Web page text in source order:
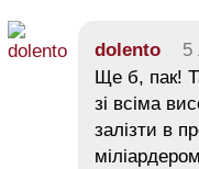
dolento 5
Ще б, пак!
зі всіма
залізти в